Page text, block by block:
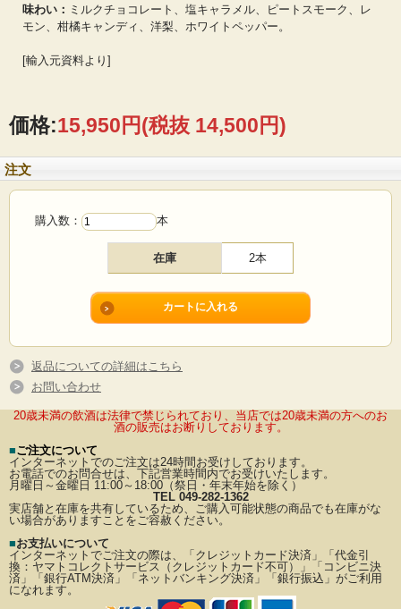
味わい： ミルクチョコレート、塩キャラメル、ピートスモーク、レ
モン、柑橘キャンディ、洋梨、ホワイトペッパー。
[輸入元資料より]
価格:15,950円(税抜 14,500円)
注文
購入数： 本
在庫 2本
返品についての詳細はこちら
お問い合わせ
20歳未満の飲酒は法律で禁じられており、当店では20歳未満の方へのお
酒の販売はお断りしております。
■ご注文について
インターネットでのご注文は24時間お受けしております。
お電話でのお問合せは、下記営業時間内でお受けいたします。
月曜日～金曜日 11:00～18:00（祭日・年末年始を除く）
TEL 049-282-1362
実店舗と在庫を共有しているため、ご購入可能状態の商品でも在庫がな
い場合がありますことをご容赦ください。
■お支払いについて
インターネットでご注文の際は、「クレジットカード決済」「代金引
換：ヤマトコレクトサービス（クレジットカード不可）」
「コンビニ決
済」「銀行ATM決済」「ネットバンキング決済」「銀行振込」がご利用
になれます。